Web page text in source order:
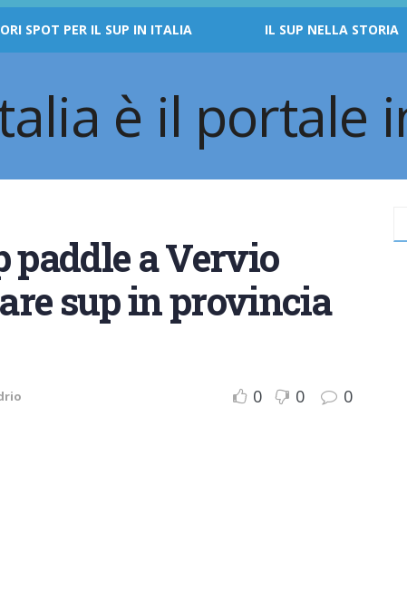
SPOT PER IL SUP IN ITALIA IL SUP NELLA STORIA
paddle a Vervio
sup in provincia
0 0 0